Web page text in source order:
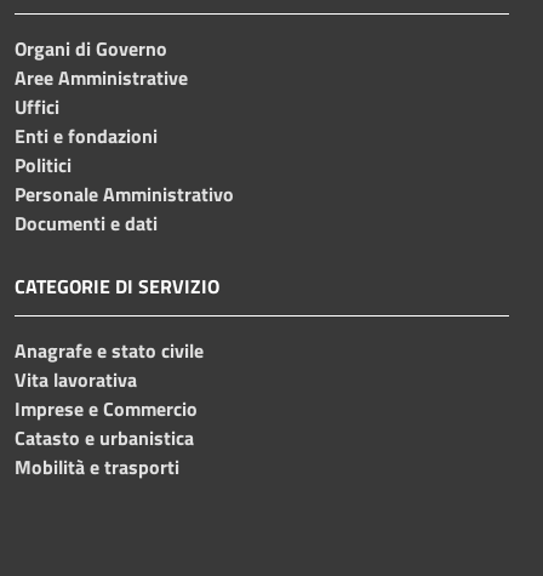
Organi di Governo
Aree Amministrative
Uffici
Enti e fondazioni
Politici
Personale Amministrativo
Documenti e dati
CATEGORIE DI SERVIZIO
Anagrafe e stato civile
Vita lavorativa
Imprese e Commercio
Catasto e urbanistica
Mobilità e trasporti